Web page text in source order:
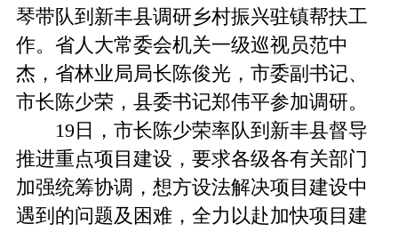
琴带队到新丰县调研乡村振兴驻镇帮扶工
作。省人大常委会机关一级巡视员范中
杰，省林业局局长陈俊光，市委副书记、
市长陈少荣，县委书记郑伟平参加调研。
19日，市长陈少荣率队到新丰县督导
推进重点项目建设，要求各级各有关部门
加强统筹协调，想方设法解决项目建设中
遇到的问题及困难，全力以赴加快项目建